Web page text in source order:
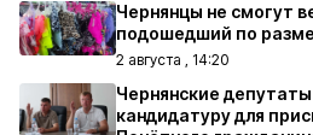
Чернянцы не смогут
подошедший по
2 августа , 14:20
Чернянские
кандидатуру для